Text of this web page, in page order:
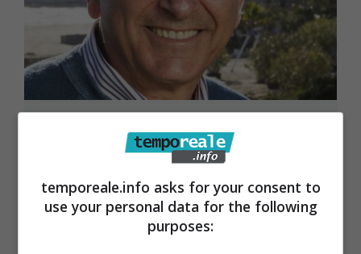
San Felice Circeo / Giuseppe
Schiboni eletto sindaco. Record di
schede nulle
12 Giugno 2017
temporeale.info asks for your consent to
use your personal data for the following
purposes: